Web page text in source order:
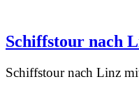
Schiffstour nach
Schiffstour nach Linz